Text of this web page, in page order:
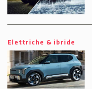
Elettriche & ibride